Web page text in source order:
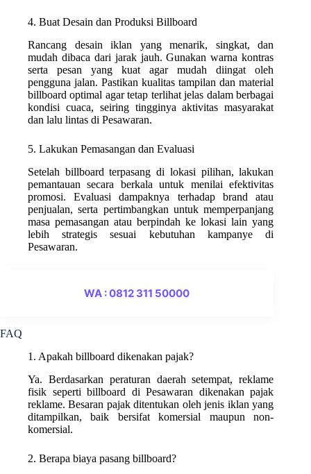
4. Buat Desain dan Produksi Billboard
Rancang desain iklan yang menarik, singkat, dan
mudah dibaca dari jarak jauh. Gunakan warna kontras
serta pesan yang kuat agar mudah diingat oleh
pengguna jalan. Pastikan kualitas tampilan dan material
billboard optimal agar tetap terlihat jelas dalam berbagai
kondisi cuaca, seiring tingginya aktivitas masyarakat
dan lalu lintas di Pesawaran.
5. Lakukan Pemasangan dan Evaluasi
Setelah billboard terpasang di lokasi pilihan, lakukan
pemantauan secara berkala untuk menilai efektivitas
promosi. Evaluasi dampaknya terhadap brand atau
penjualan, serta pertimbangkan untuk memperpanjang
masa pemasangan atau berpindah ke lokasi lain yang
lebih strategis sesuai kebutuhan kampanye di
Pesawaran.
WA : 0812 311 50000
FAQ
1. Apakah billboard dikenakan pajak?
Ya. Berdasarkan peraturan daerah setempat, reklame
fisik seperti billboard di Pesawaran dikenakan pajak
reklame. Besaran pajak ditentukan oleh jenis iklan yang
ditampilkan, baik bersifat komersial maupun non-
komersial.
2. Berapa biaya pasang billboard?